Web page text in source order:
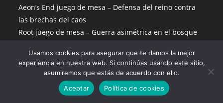
Aeon’s End juego de mesa – Defensa del reino contra
las brechas del caos
Root juego de mesa – Guerra asimétrica en el bosque
tu mesa
Pax Pamir juego de mesa – Política e intriga en el
Afganistán del siglo XIX
De Pikachu a Charizard: ¿Cómo funcionan las cartas
Usamos cookies para asegurar que te damos la mejor
experiencia en nuestra web. Si continúas usando este sitio,
asumiremos que estás de acuerdo con ello.
Aceptar
Política de cookies